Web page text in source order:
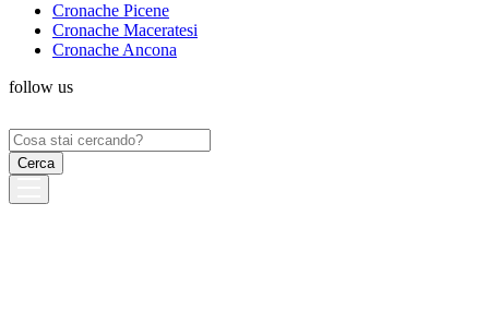
Cronache Picene
Cronache Maceratesi
Cronache Ancona
follow us
Ricerca
per: